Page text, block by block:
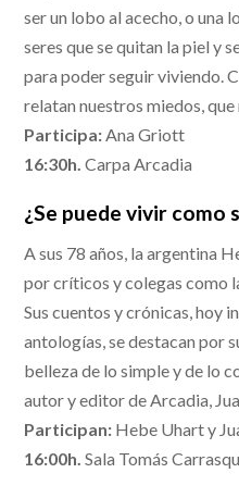
ser un lobo al acecho, o una
seres que se quitan la piel y
para poder seguir viviendo.
relatan nuestros miedos, que
Participa:Ana Griott
16:30h.Carpa Arcadia
¿Se puede vivir como
A sus 78 años, la argentina
por críticos y colegas como
Sus cuentos y crónicas, hoy
antologías, se destacan por
belleza de lo simple y de lo
autor y editor de Arcadia,
Participan: Hebe Uhart y
16:00h.Sala Tomás